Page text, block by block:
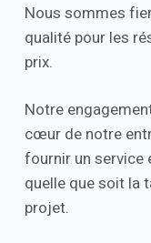
Nous sommes
qualité pour les
prix.
Notre
cœur de notre
fournir un service
quelle que soit la
projet.